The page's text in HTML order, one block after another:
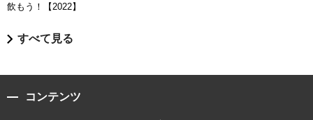
飲もう！【2022】
すべて見る
コンテンツ